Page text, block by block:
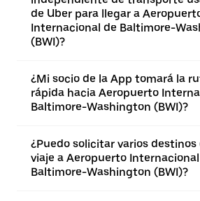
de Uber para llegar a
Internacional de Baltimore-
(BWI)?
¿Mi socio de la App tomará la
rápida hacia Aeropuerto
Baltimore-Washington (BWI)?
¿Puedo solicitar varios
viaje a Aeropuerto
Baltimore-Washington (BWI)?